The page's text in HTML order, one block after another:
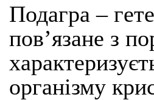
Подагра –
пов’язане з
організму